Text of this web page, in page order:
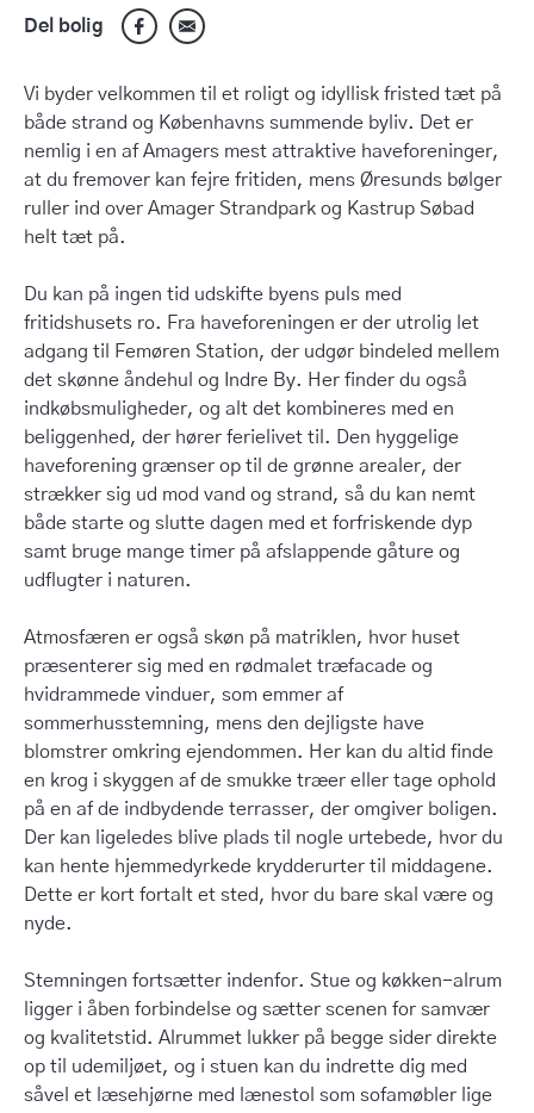
Del bolig
Vi byder velkommen til et roligt og idyllisk fristed tæt på
både strand og Københavns summende byliv. Det er
nemlig i en af Amagers mest attraktive haveforeninger,
at du fremover kan fejre fritiden, mens Øresunds bølger
ruller ind over Amager Strandpark og Kastrup Søbad
helt tæt på.
Du kan på ingen tid udskifte byens puls med
fritidshusets ro. Fra haveforeningen er der utrolig let
adgang til Femøren Station, der udgør bindeled mellem
det skønne åndehul og Indre By. Her finder du også
indkøbsmuligheder, og alt det kombineres med en
beliggenhed, der hører ferielivet til. Den hyggelige
haveforening grænser op til de grønne arealer, der
strækker sig ud mod vand og strand, så du kan nemt
både starte og slutte dagen med et forfriskende dyp
samt bruge mange timer på afslappende gåture og
udflugter i naturen.
Atmosfæren er også skøn på matriklen, hvor huset
præsenterer sig med en rødmalet træfacade og
hvidrammede vinduer, som emmer af
sommerhusstemning, mens den dejligste have
blomstrer omkring ejendommen. Her kan du altid finde
en krog i skyggen af de smukke træer eller tage ophold
på en af de indbydende terrasser, der omgiver boligen.
Der kan ligeledes blive plads til nogle urtebede, hvor du
kan hente hjemmedyrkede krydderurter til middagene.
Dette er kort fortalt et sted, hvor du bare skal være og
nyde.
Stemningen fortsætter indenfor. Stue og køkken-alrum
ligger i åben forbindelse og sætter scenen for samvær
og kvalitetstid. Alrummet lukker på begge sider direkte
op til udemiljøet, og i stuen kan du indrette dig med
såvel et læsehjørne med lænestol som sofamøbler lige